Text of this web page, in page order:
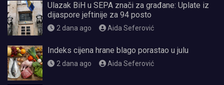
Ulazak BiH u SEPA znači za građane: Uplate iz
dijaspore jeftinije za 94 posto
2 dana ago Aida Seferović
Indeks cijena hrane blago porastao u julu
2 dana ago Aida Seferović